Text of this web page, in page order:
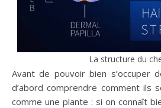
La structure du
Avant de pouvoir bien s’occuper
d’abord comprendre comment ils
comme une plante : si on connaît